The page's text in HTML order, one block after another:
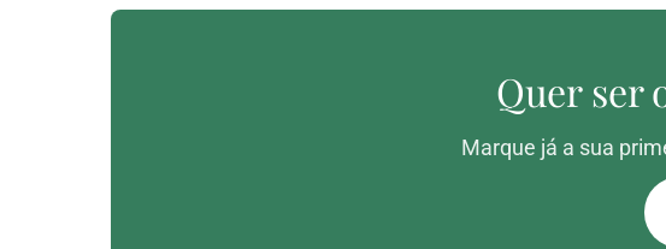
Quer ser
Marque já a sua